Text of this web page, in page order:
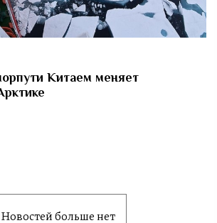
Китаем меняет
Новостей больше нет